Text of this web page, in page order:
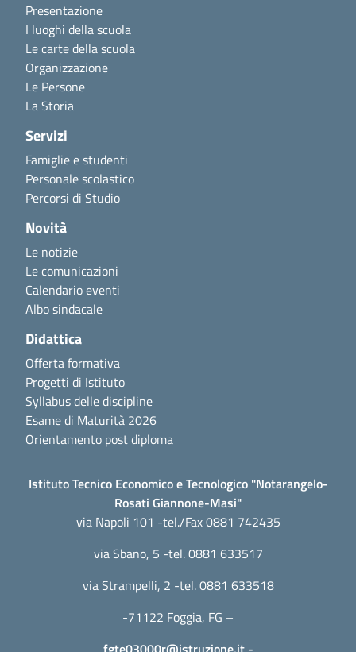
Presentazione
I luoghi della scuola
Le carte della scuola
Organizzazione
Le Persone
La Storia
Servizi
Famiglie e studenti
Personale scolastico
Percorsi di Studio
Novità
Le notizie
Le comunicazioni
Calendario eventi
Albo sindacale
Didattica
Offerta formativa
Progetti di Istituto
Syllabus delle discipline
Esame di Maturità 2026
Orientamento post diploma
Istituto Tecnico Economico e Tecnologico "Notarangelo-
Rosati Giannone-Masi"
via Napoli 101 -tel./Fax 0881 742435
via Sbano, 5 -tel. 0881 633517
via Strampelli, 2 -tel. 0881 633518
-71122 Foggia, FG –